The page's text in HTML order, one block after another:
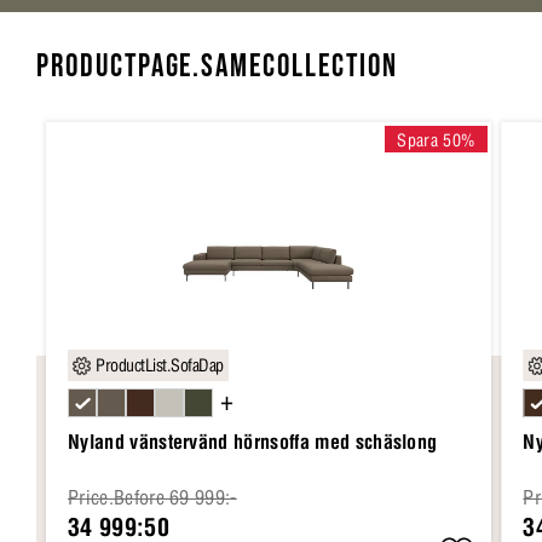
PRODUCTPAGE.SAMECOLLECTION
Spara 50%
ProductList.SofaDap
Nyland vänstervänd hörnsoffa med schäslong
Price.Before 69 999:-
34 999:50
+